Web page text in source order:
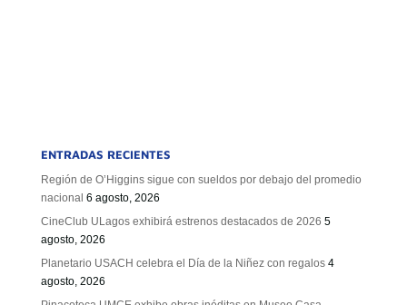
ENTRADAS RECIENTES
Región de O’Higgins sigue con sueldos por debajo del promedio
nacional 6 agosto, 2026
CineClub ULagos exhibirá estrenos destacados de 2026 5
agosto, 2026
Planetario USACH celebra el Día de la Niñez con regalos 4
agosto, 2026